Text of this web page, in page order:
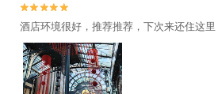


酒店环境很好，推荐推荐，下次来还住这里